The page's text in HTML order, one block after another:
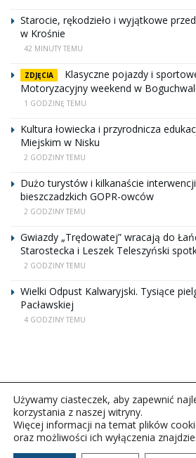
Starocie, rękodzieło i wyjątkowe
w Krośnie
42 MINUTY TEMU
ZDJĘCIA
Klasyczne pojazdy i
Motoryzacyjny weekend w
1 GODZINĘ TEMU
Kultura łowiecka i przyrodnicza
Miejskim w Nisku
2 GODZINY TEMU
Dużo turystów i kilkanaście
bieszczadzkich GOPR-owców
2 GODZINY TEMU
Gwiazdy „Trędowatej” wracają do
Starostecka i Leszek Teleszyński
2 GODZINY TEMU
Wielki Odpust Kalwaryjski. Tysiące
Pacławskiej
4 GODZINY TEMU
Copyright © 2026Polskie Radio
Używamy ciasteczek, aby zapewnić
korzystania z naszej witryny.
Więcej informacji na temat plików
oraz możliwości ich wyłączenia